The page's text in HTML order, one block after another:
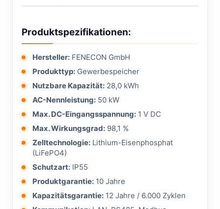
Produktspezifikationen:
Hersteller: FENECON GmbH
Produkttyp: Gewerbespeicher
Nutzbare Kapazität: 28,0 kWh
AC-Nennleistung: 50 kW
Max. DC-Eingangsspannung: 1 V DC
Max. Wirkungsgrad: 98,1 %
Zelltechnologie: Lithium-Eisenphosphat
(LiFePO4)
Schutzart: IP55
Produktgarantie: 10 Jahre
Kapazitätsgarantie: 12 Jahre / 6.000 Zyklen